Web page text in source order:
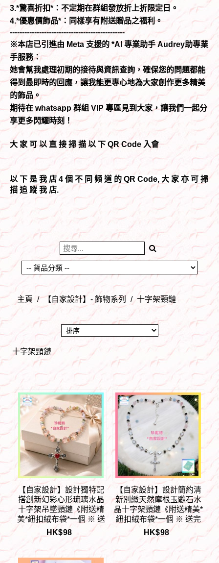
3.*驚喜折扣*：不定期在群組發放折上折限定日。
4.*優惠價飾品*：同樣享有附送贈品之福利。
-----------------------------------------------
※本店已引進由 Meta 支援的 *AI 專業助手 Audrey助專業
手服務：
她會幫我處理初期的接待與資訊查詢，確保您的問題都能
得到最即時的回應，讓我能更專心地為大家創作更多精美
的飾品。
期待在 whatsapp 群組 VIP 專區見到大家，讓我們一起分
享更多閃耀時刻！
大 家 可 以 直 接 掃 描 以 下 QR Code 入會
以 下 是 我 店 4 個 不 同 頻 道 的 QR Code, 大 家 亦 可 掃
描 追 蹤 我 店.
主頁 / 【自家設計】- 飾物系列 / 十字架頸鏈
十字架頸鏈
【自家設計】設計獨特配
搭創新幻彩心形琉璃水晶
十字架吊墜頸鏈《附送精
美*紐扣絨布袋*一個 ※ 送
完即止 ※》(型號：JS-
HD-CRN-04)【 ※長期優
惠 9折, 第二件 85折, 第三
件開始一律8折※ 《包順豐
HK$98
【自家設計】設計簡約清
新別緻天然摩根玉髓石水
晶十字架頸鏈《附送精美*
紐扣絨布袋*一個 ※ 送完
即止 ※》(型號：JS-HD-
CRN-03)【 ※長期優惠 9
折, 第二件 85折, 第三件開
HK$98